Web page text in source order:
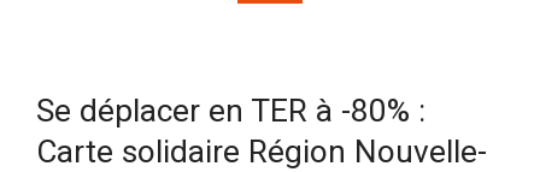
Se déplacer en TER à -80% :
Carte solidaire Région Nouvelle-